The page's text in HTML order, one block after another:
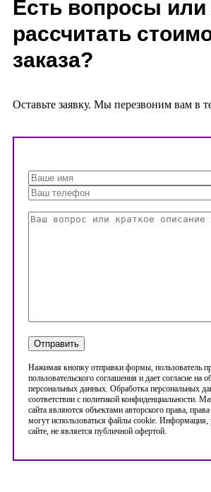
Есть вопросы или
рассчитать
заказа?
Оставьте заявку. Мы перезвоним вам в
Нажимая кнопку отправки формы, пользователь
пользовательского соглашения и дает согласие на
персональных данных. Обработка персональных
соответствии с политикой конфиденциальности.
сайта являются объектами авторского права,
могут использоваться файлы cookie. Информация,
сайте, не является публичной офертой.